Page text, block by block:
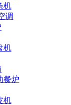
机
调
机
餐炉
机